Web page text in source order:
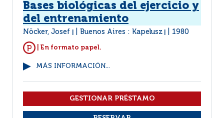
Bases biológicas del ejercicio y
del entrenamiento
Nöcker, Josef Buenos Aires : Kapelusz 1980
| En formato papel.
MÁS INFORMACIÓN...